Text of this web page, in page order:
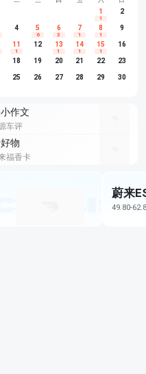
V680 上市
G9 预售
至境L7 预售
埃安
长城H10
深蓝S05
1
1
2
4 5
6
6
3
7
1
8
1
9
11
1
12 13
1
14
1
15
1
16
18 19 20 21 22 23
25 26 27 28 29 30
作文
车评
物
福香卡
蔚来
49.80-